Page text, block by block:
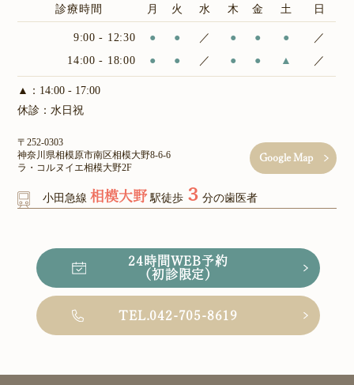
診療時間 月 火 水 木 金 土 日
9:00 - 12:30 ● ● ／ ● ● ●
／
14:00 - 18:00
● ● ／ ● ● ▲ ／
▲：14:00 - 17:00
休診：水日祝
〒252-0303
神奈川県相模原市南区相模大野8-6-6
ラ・コルヌイエ相模大野2F
Google Map
小田急線相模大野 駅徒歩 ３分の歯医者
24時間WEB予約
（初診限定）
TEL.042-705-8619